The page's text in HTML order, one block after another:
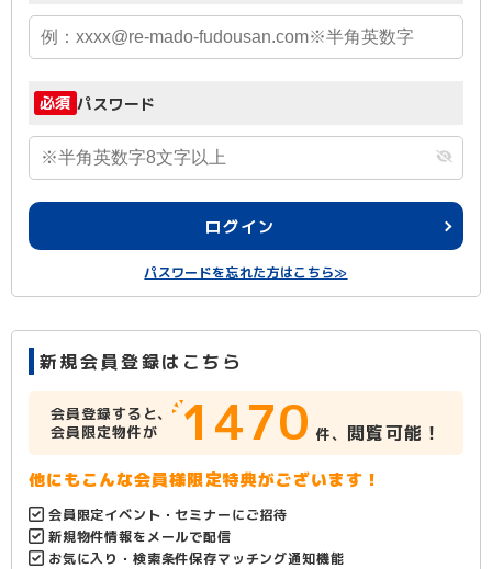
必須 パスワード
ログイン
パスワードを忘れた方はこちら≫
新規会員登録はこちら
会員登録すると、
会員限定物件が
1470 件、 閲覧可能！
他にもこんな会員様限定特典がございます！
会員限定イベント・セミナーにご招待
新規物件情報をメールで配信
お気に入り・検索条件保存マッチング通知機能